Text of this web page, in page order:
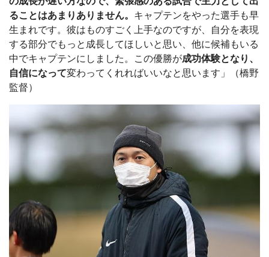
ることはあまりありません。 キャプテンをやった選手も早
生まれです。彼はものすごく上手なのですが、自分を表現
する部分でもっと成長してほしいと思い、他に候補もいる
中でキャプテンにしました。この優勝が成功体験となり、
自信になって変わってくれればいいなと思います」（橋野
監督）